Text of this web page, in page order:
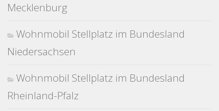
Mecklenburg
Wohnmobil Stellplatz im Bundesland
Niedersachsen
Wohnmobil Stellplatz im Bundesland
Rheinland-Pfalz